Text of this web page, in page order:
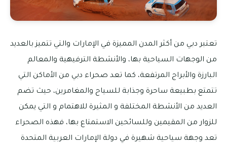
تعتبر دبي من أكثر المدن المميزة في الإمارات والتي تتميز بالعديد
من الوجهات السياحية بها، والأنشطة الترفيهية والمعالم
البارزة والأبراج المرتفعة، كما تعد صحراء دبي من الأماكن التي
تتمتع بطبيعة ساحرة وجذابة للسياح والمغامرين، حيث تضم
العديد من الأنشطة المختلفة و المثيرة للاهتمام و التي يمكن
للزوار من المقيمين وللسائحين الاستمتاع بها، فهذه الصحراء
تعد وجهة سياحية شهيرة في دولة الإمارات العربية المتحدة